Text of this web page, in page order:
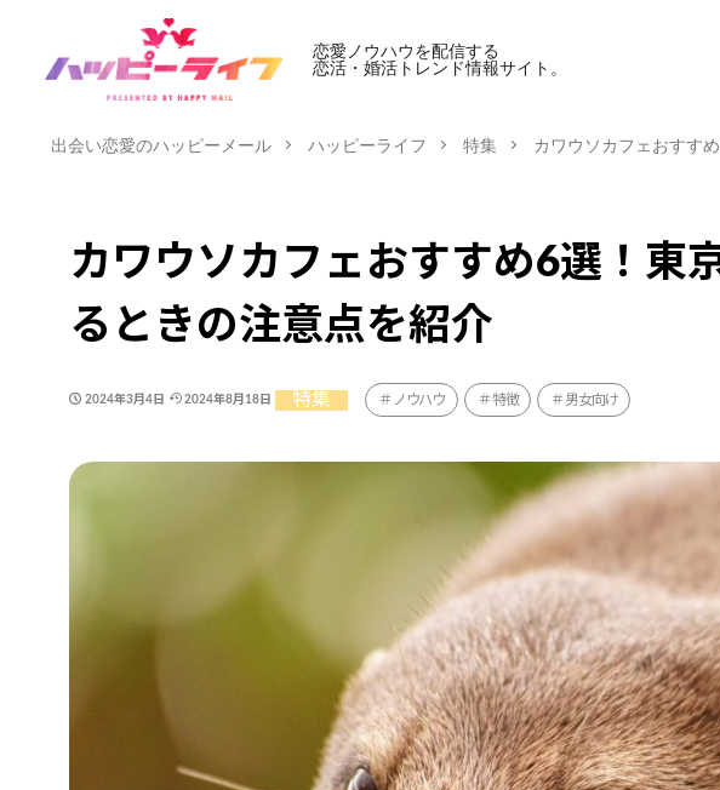
恋愛ノウハウを配信する
恋活・婚活トレンド情報サイト。
出会い恋愛のハッピーメール ハッピーライフ 特集 カワウソカフェおすす
カワウソカフェおすすめ6選！東
るときの注意点を紹介
2024年3月4日 2024年8月18日 特集 ノウハウ 特徴 男女向け